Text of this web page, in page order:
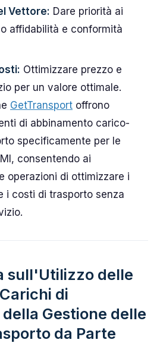
Vettore: Dare priorità ai
affidabilità e conformità
Ottimizzare prezzo e
per un valore ottimale.
GetTransport offrono
di abbinamento carico-
specificamente per le
consentendo ai
operazioni di ottimizzare i
i costi di trasporto senza
sull'Utilizzo delle
di
Gestione delle
da Parte